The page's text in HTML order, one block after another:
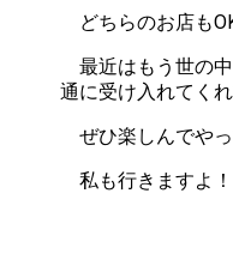
どちらのお店も
最近はもう世の
通に受け入れてく
ぜひ楽しんでやっ
私も行きますよ！